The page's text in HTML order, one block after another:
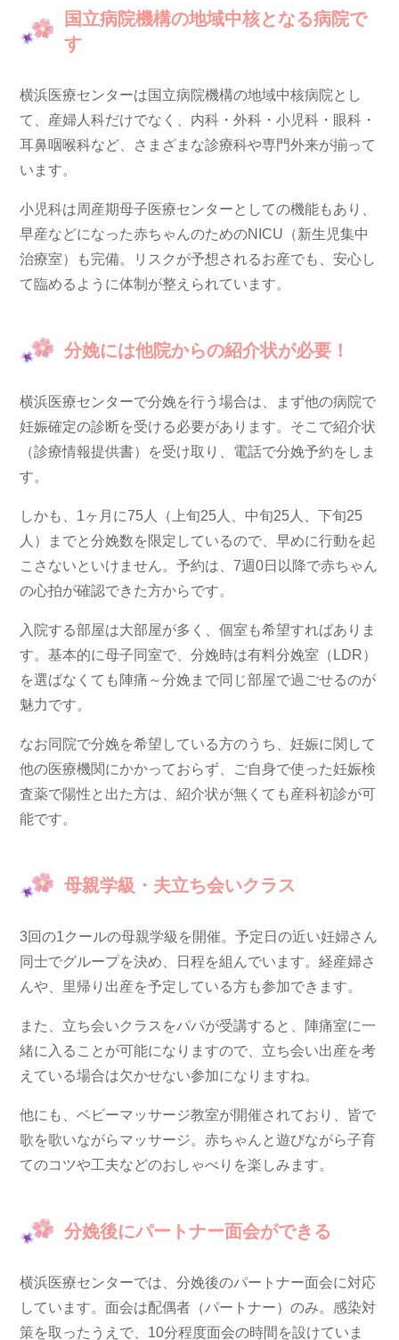
国立病院機構の地域中核となる病院で
す
横浜医療センターは国立病院機構の地域中核病院とし
て、産婦人科だけでなく、内科・外科・小児科・眼科・
耳鼻咽喉科など、さまざまな診療科や専門外来が揃って
います。
小児科は周産期母子医療センターとしての機能もあり、
早産などになった赤ちゃんのためのNICU（新生児集中
治療室）も完備。
リスクが予想されるお産でも、安心し
て臨めるように体制が整えられています。
分娩には他院からの紹介状が必要！
横浜医療センターで分娩を行う場合は、まず他の病院で
妊娠確定の診断を受ける必要があります。そこで紹介状
（診療情報提供書）を受け取り、電話で分娩予約をしま
す。
しかも、1ヶ月に75人（上旬25人、中旬25人、下旬25
人）までと分娩数を限定しているので、早めに行動を起
こさないといけません。予約は、7週0日以降で赤ちゃん
の心拍が確認できた方からです。
入院する部屋は大部屋が多く、個室も希望すればありま
す。基本的に母子同室で、分娩時は有料分娩室（LDR）
を選ばなくても陣痛～分娩まで同じ部屋で過ごせるのが
魅力です。
なお同院で分娩を希望している方のうち、妊娠に関して
他の医療機関にかかっておらず、ご自身で使った妊娠検
査薬で陽性と出た方は、紹介状が無くても産科初診が可
能です。
母親学級・夫立ち会いクラス
3回の1クールの母親学級を開催。予定日の近い妊婦さん
同士でグループを決め、日程を組んでいます。経産婦さ
んや、里帰り出産を予定している方も参加できます。
また、 立ち会いクラスをパパが受講すると、陣痛室に一
緒に入ることが可能になりますので、立ち会い出産を考
えている場合は欠かせない参加になりますね。
他にも、ベビーマッサージ教室が開催されており、皆で
歌を歌いながらマッサージ。赤ちゃんと遊びながら子育
てのコツや工夫などのおしゃべりを楽しみます。
分娩後にパートナー面会ができる
横浜医療センターでは、分娩後のパートナー面会に対応
しています。面会は配偶者（パートナー）のみ。感染対
策を取ったうえで、10分程度面会の時間を設けていま